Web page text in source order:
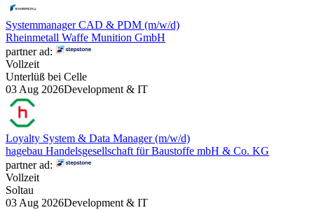
Systemmanager CAD & PDM (m/w/d)
Rheinmetall Waffe Munition GmbH
partner ad:
Vollzeit
Unterlüß bei Celle
03 Aug 2026Development & IT
Loyalty System & Data Manager (m/w/d)
hagebau Handelsgesellschaft für Baustoffe mbH & Co. KG
partner ad:
Vollzeit
Soltau
03 Aug 2026Development & IT